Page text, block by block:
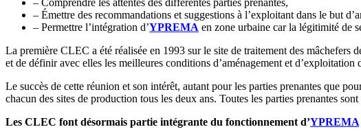
– Comprendre les attentes des différentes parties prenantes,
– Émettre des recommandations et suggestions à l’exploitant dans le but
– Permettre l’intégration d’YPREMA en zone urbaine car la légitimité de
La première CLEC a été réalisée en 1993 sur le site de traitement des
et de définir avec elles les meilleures conditions d’aménagement et d’exploitation
Le succès de cette réunion et son intérêt, autant pour les parties prenantes que
chacun des sites de production tous les deux ans. Toutes les parties prenantes
Les CLEC font désormais partie intégrante du fonctionnement d’YPREMA